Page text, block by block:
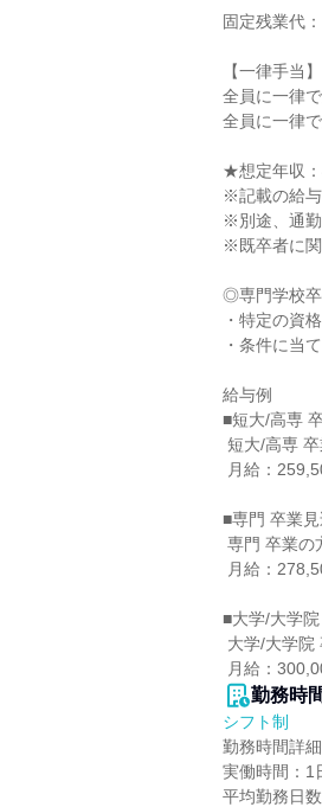
固定残業代
【一律手当】
全員に一律
全員に一律
★想定年収
※記載の給
※別途、通
※既卒者に
◎専門学校
・特定の資
・条件に当
給与例
■短大/高専
■専門 卒業
■大学/大学
月給：
勤務時
シフト制
勤務時間詳細
実働時間：1
平均勤務日